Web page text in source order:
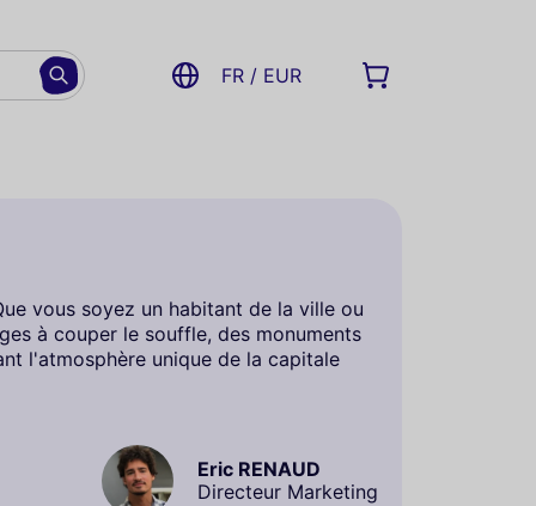
FR / EUR
vous soyez un habitant de la ville ou
à couper le souffle, des monuments
l'atmosphère unique de la capitale
Eric RENAUD
Directeur Marketing